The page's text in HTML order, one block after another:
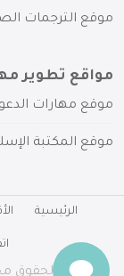
موقع الترجمات
مواقع تطوير
موقع مهارات
موقع المكتبة
الرئيسية
جميع الحقوق